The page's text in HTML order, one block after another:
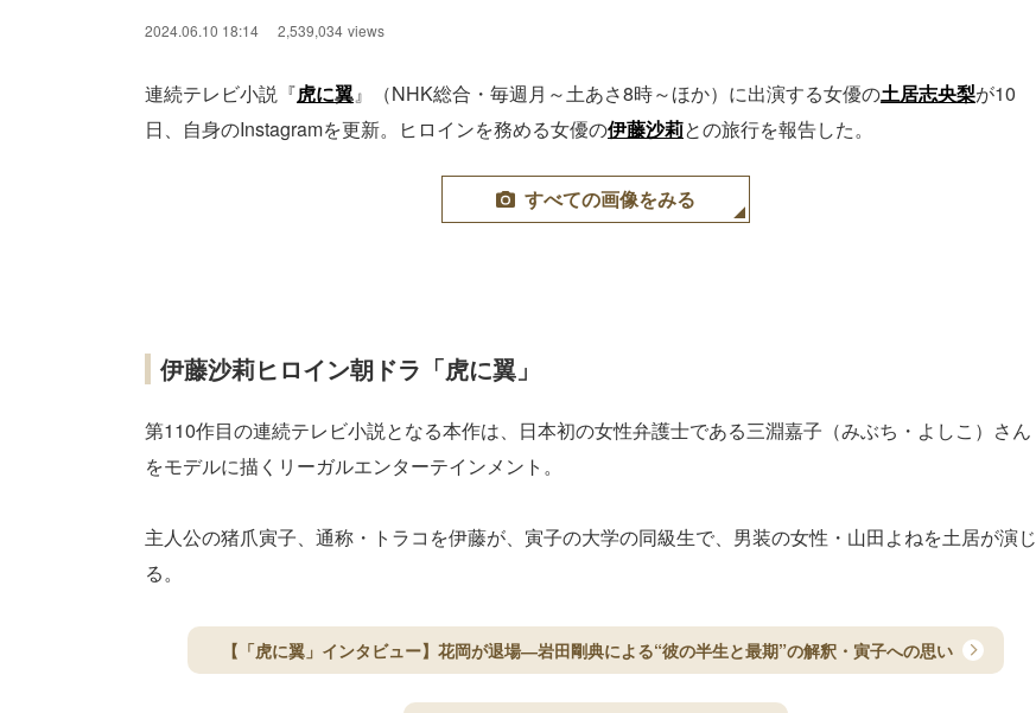
2024.06.10 18:14 2,539,034 views
連続テレビ小説『虎に翼』（NHK総合・毎週月～土あさ8時～ほか）に出演する女優の土居志央梨が10
日、自身のInstagramを更新。ヒロインを務める女優の伊藤沙莉との旅行を報告した。
すべての画像をみる
伊藤沙莉ヒロイン朝ドラ「虎に翼」
第110作目の連続テレビ小説となる本作は、日本初の女性弁護士である三淵嘉子（みぶち・よしこ）さん
をモデルに描くリーガルエンターテインメント。
主人公の猪爪寅子、通称・トラコを伊藤が、寅子の大学の同級生で、男装の女性・山田よねを土居が演じ
る。
【「虎に翼」インタビュー】花岡が退場―岩田剛典による“彼の半生と最期”の解釈・寅子への思い